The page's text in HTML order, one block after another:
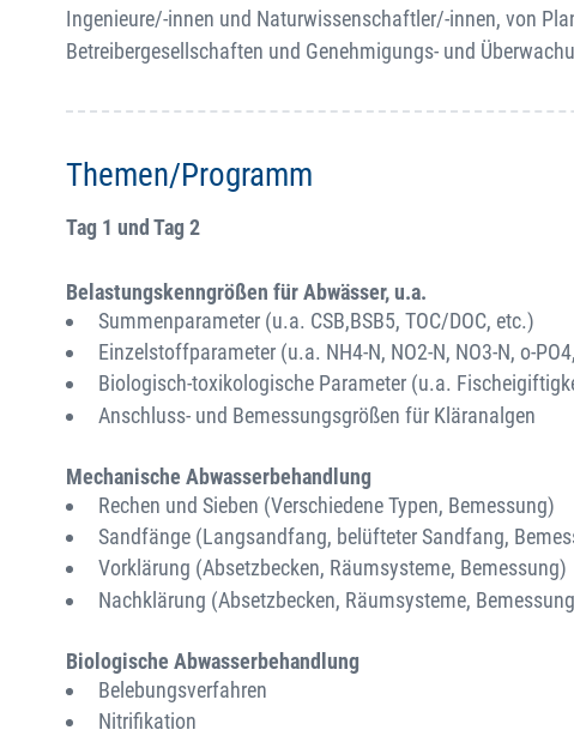
Ingenieure/-innen und Naturwissenschaftler/-innen, von
Betreibergesellschaften und Genehmigungs- und
Themen/Programm
Tag 1 und Tag 2
Belastungskenngrößen für Abwässer, u.a.
Summenparameter (u.a. CSB,BSB5, TOC/DOC, etc.)
Einzelstoffparameter (u.a. NH4-N, NO2-N, NO3-N, o-
Biologisch-toxikologische Parameter (u.a.
Anschluss- und Bemessungsgrößen für Kläranalgen
Mechanische Abwasserbehandlung
Rechen und Sieben (Verschiedene Typen, Bemessung)
Sandfänge (Langsandfang, belüfteter Sandfang,
Vorklärung (Absetzbecken, Räumsysteme, Bemessung)
Nachklärung (Absetzbecken, Räumsysteme,
Biologische Abwasserbehandlung
Belebungsverfahren
Nitrifikation